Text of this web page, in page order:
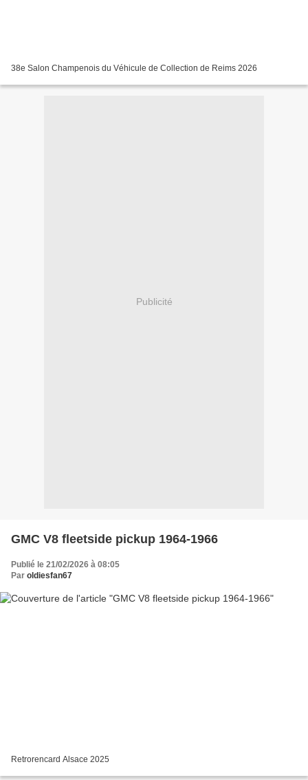
38e Salon Champenois du Véhicule de Collection de Reims 2026
Publicité
GMC V8 fleetside pickup 1964-1966
Publié le 21/02/2026 à 08:05
Par oldiesfan67
Retrorencard Alsace 2025